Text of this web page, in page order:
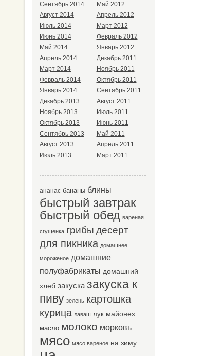
Сентябрь 2014
Август 2014
Июль 2014
Июнь 2014
Май 2014
Апрель 2014
Март 2014
Февраль 2014
Январь 2014
Декабрь 2013
Ноябрь 2013
Октябрь 2013
Сентябрь 2013
Август 2013
Июль 2013
Май 2012
Апрель 2012
Март 2012
Февраль 2012
Январь 2012
Декабрь 2011
Ноябрь 2011
Октябрь 2011
Сентябрь 2011
Август 2011
Июль 2011
Июнь 2011
Май 2011
Апрель 2011
Март 2011
ананас бананы блины
быстрый завтрак
быстрый обед вареная
сгущенка грибы десерт
для пикника домашнее
мороженое домашние
полуфабрикаты домашний
хлеб закуска закуска к
пиву зелень картошка
курица лаваш лук майонез
масло молоко морковь
мясо мясо вареное на зиму